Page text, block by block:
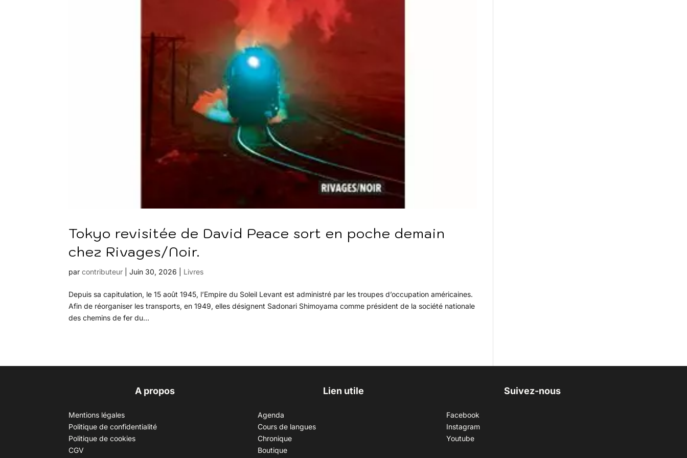
Tokyo revisitée de David Peace sort en poche demain
chez Rivages/Noir.
parcontributeur |Juin 30, 2026 Livres
Depuis sa capitulation, le 15 août 1945, l’Empire du Soleil Levant est administré par les troupes d’occupation américaines.
Afin de réorganiser les transports, en 1949, elles désignent Sadonari Shimoyama comme président de la société nationale
des chemins de fer du...
A propos
Mentions légales
Politique de confidentialité
Politique de cookies
CGV
Lien utile
Agenda
Cours de langues
Chronique
Boutique
Suivez-nous
Facebook
Instagram
Youtube